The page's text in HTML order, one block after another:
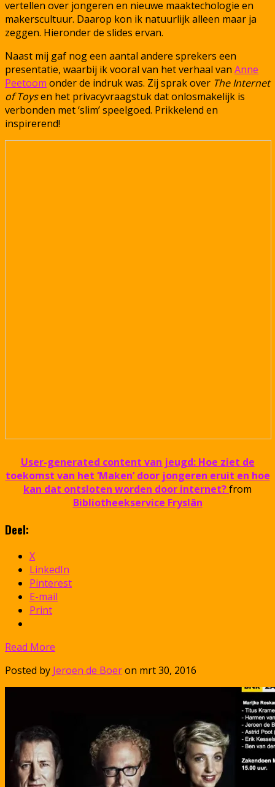
vertellen over jongeren en nieuwe maaktechologie en
makerscultuur. Daarop kon ik natuurlijk alleen maar ja
zeggen. Hieronder de slides ervan.
Naast mij gaf nog een aantal andere sprekers een
presentatie, waarbij ik vooral van het verhaal van Anne
Peetoom onder de indruk was. Zij sprak over The Internet
of Toysen het privacyvraagstuk dat onlosmakelijk is
verbonden met ‘slim’ speelgoed. Prikkelend en
inspirerend!
User-generated content van jeugd: Hoe ziet de
toekomst van het ‘Maken’ door jongeren eruit en hoe
kan dat ontsloten worden door internet?from
Bibliotheekservice Fryslân
Deel:
X
LinkedIn
Pinterest
E-mail
Print
Read More
Posted by Jeroen de Boeron mrt 30, 2016